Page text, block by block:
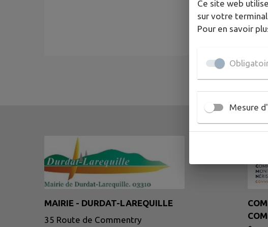
MAIRIE - DURDAT-LAREQUILLE
35 Route de Commentry
Ce site web
sur votre
Pour en savoir
Mesure